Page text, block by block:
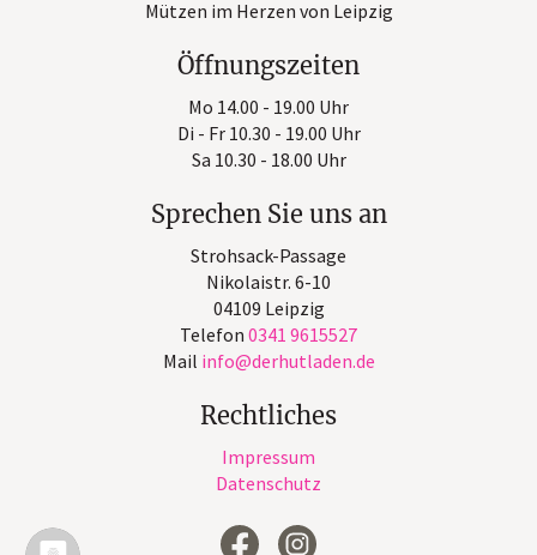
Mützen im Herzen von Leipzig
Öffnungszeiten
Mo 14.00 - 19.00 Uhr
Di - Fr 10.30 - 19.00 Uhr
Sa 10.30 - 18.00 Uhr
Sprechen Sie uns an
Strohsack-Passage
Nikolaistr. 6-10
04109 Leipzig
Telefon 0341 9615527
Mail info derhutladen de
Rechtliches
Impressum
Datenschutz